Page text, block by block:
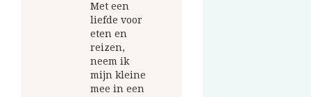
Met een
liefde voor
eten en
reizen,
neem ik
mijn kleine
mee in een